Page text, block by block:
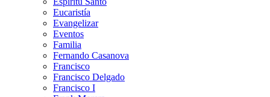
Eucaristía
Evangelizar
Eventos
Familia
Fernando Casanova
Francisco
Francisco Delgado
Francisco I